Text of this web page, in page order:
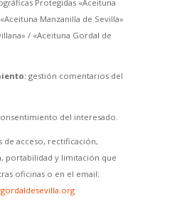
Protegidas «Aceituna
Manzanilla de Sevilla»
/ «Aceituna Gordal de
gestión comentarios del
del interesado.
de acceso, rectificación,
portabilidad y limitación que
oficinas o en el email: